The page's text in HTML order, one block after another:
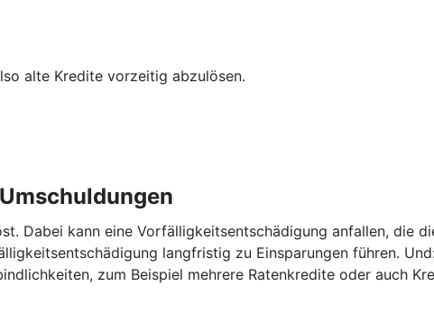
alte Kredite vorzeitig abzulösen.
Dabei kann eine Vorfälligkeitsentschädigung anfallen, die
langfristig zu Einsparungen führen.
zum Beispiel mehrere Ratenkredite oder auch